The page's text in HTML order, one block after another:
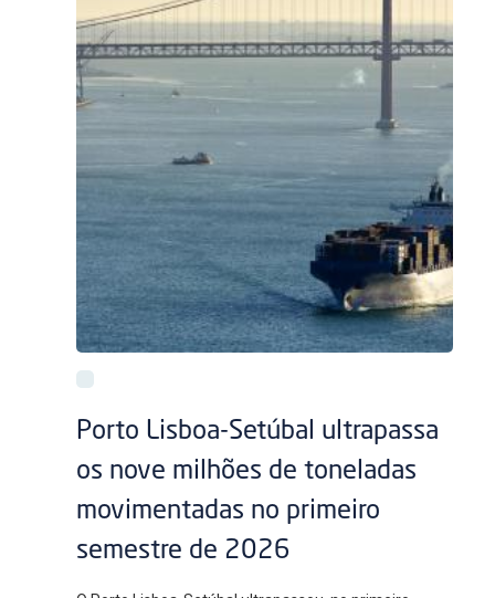
Porto Lisboa-Setúbal ultrapassa
os nove milhões de toneladas
movimentadas no primeiro
semestre de 2026